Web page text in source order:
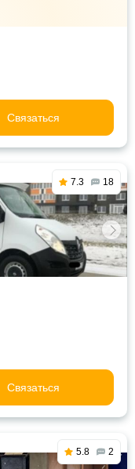
Связаться
7.3 18
Связаться
5.8 2